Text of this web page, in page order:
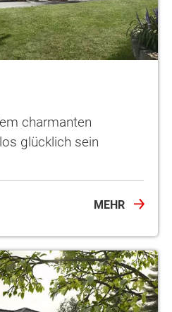
charmanten
glücklich sein
MEHR